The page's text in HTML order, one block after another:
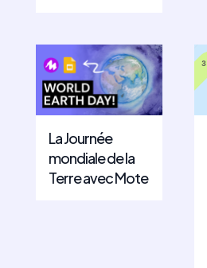
La Journée
mondiale de la
Terre avec Mote